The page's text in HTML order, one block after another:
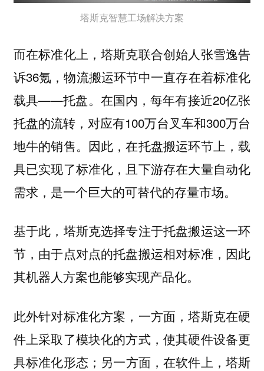
塔斯克智慧工场解决方案
而在标准化上，塔斯克联合创始人张雪逸告
诉36氪，物流搬运环节中一直存在着标准化
载具——托盘。在国内，每年有接近20亿张
托盘的流转，对应有100万台叉车和300万台
地牛的销售。因此，在托盘搬运环节上，载
具已实现了标准化，且下游存在大量自动化
需求，是一个巨大的可替代的存量市场。
基于此，塔斯克选择专注于托盘搬运这一环
节，由于点对点的托盘搬运相对标准，因此
其机器人方案也能够实现产品化。
此外针对标准化方案，一方面，塔斯克在硬
件上采取了模块化的方式，使其硬件设备更
具标准化形态；另一方面，在软件上，塔斯